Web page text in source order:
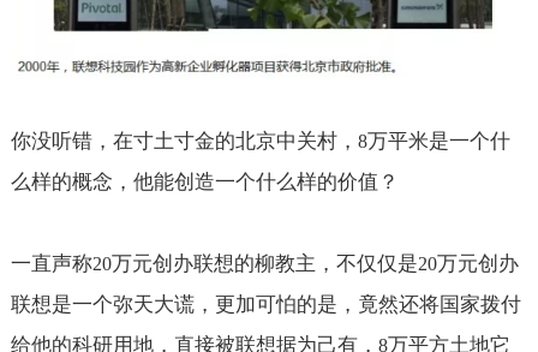
你没听错，在寸土寸金的北京中关村， 8万平米是一个什
么样的概念，他能创造一个什么样的价值？
一直声称20万元创办联想的柳教主，不仅仅是20万元创办
联想是一个弥天大谎，更加可怕的是，竟然还将国家拨付
给他的科研用地，直接被联想据为己有， 8万平方土地它